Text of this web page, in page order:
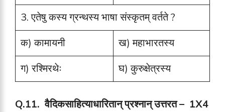
3. एतेषु कस्य ग्रन्थस्य भाषा संस्कृतम् वर्तते ?
क) कामायनी
ख) महाभारतस्य
ग) रश्मिरथेः
घ) कुरुक्षेत्रस्य
Q.11.वैदिकसाहित्याधारितान् प्रश्नान् उत्तरत – 1X4